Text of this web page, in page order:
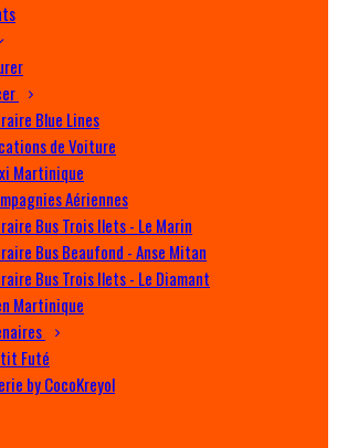
Blue Lines
de Voiture
Martinique
Aériennes
Bus Trois Ilets - Le Marin
Bus Beaufond - Anse Mitan
Bus Trois Ilets - Le Diamant
Martinique
Futé
by CocoKreyol